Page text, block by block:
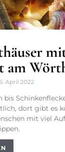
am
April 2022
bis
dort gibt es
mit viel